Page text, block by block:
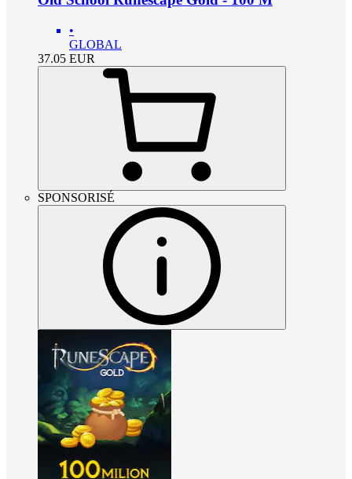
•
GLOBAL
37.05 EUR
SPONSORISÉ